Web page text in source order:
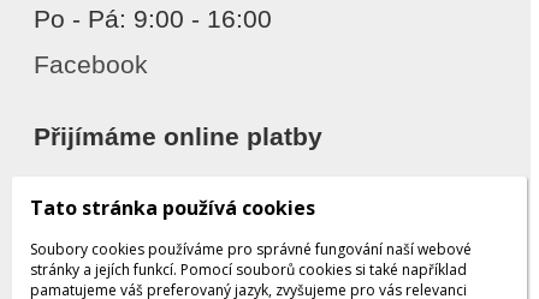
Po - Pá: 9:00 - 16:00
Facebook
Přijímáme online platby
Tato stránka používá cookies
Soubory cookies používáme pro správné fungování naší webové
stránky a jejích funkcí. Pomocí souborů cookies si také například
pamatujeme váš preferovaný jazyk, zvyšujeme pro vás relevanci